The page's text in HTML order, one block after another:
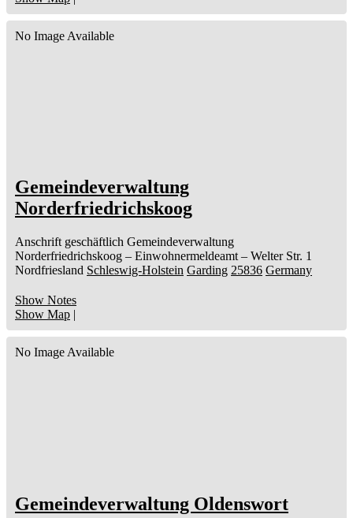
No Image Available
Gemeindeverwaltung
Norderfriedrichskoog
Anschrift geschäftlich Gemeindeverwaltung
Norderfriedrichskoog – Einwohnermeldeamt – Welter Str. 1
Nordfriesland Schleswig-Holstein Garding 25836 Germany
Show Notes
Show Map |
No Image Available
Gemeindeverwaltung Oldenswort